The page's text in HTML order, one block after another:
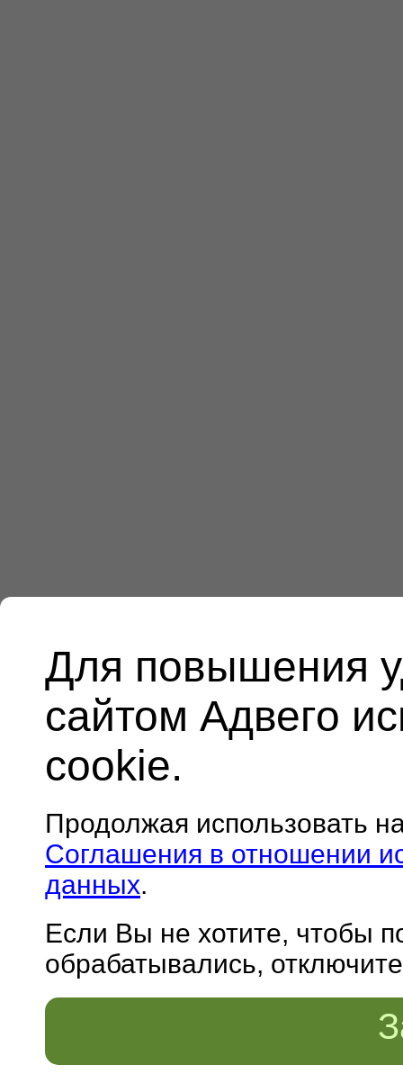
Для повышения
сайтом Адвего
cookie.
Продолжая использовать
Соглашения в отношении
данных.
Если Вы не хотите, чтобы
обрабатывались,